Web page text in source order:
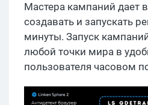
Мастера кампаний дает
создавать и запускать
минуты. Запуск
любой точки мира в
пользователя часовом